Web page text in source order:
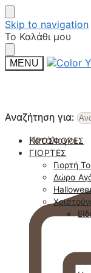
Skip to navigation
Το Καλάθι μου
MENU
Αναζήτηση για:
Κατάλογοι
Αναζήτηση για:
ΠΡΟΣΦΟΡΈΣ
ΓΙΟΡΤΈΣ
Γιορτή
Δώρα